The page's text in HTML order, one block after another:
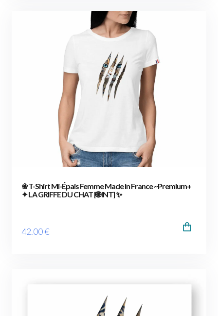
❀ T-Shirt Mi-Épais Femme Made in France ~Premium+
✦ LA GRIFFE DU CHAT [🌐 INT] ✨
42.00€